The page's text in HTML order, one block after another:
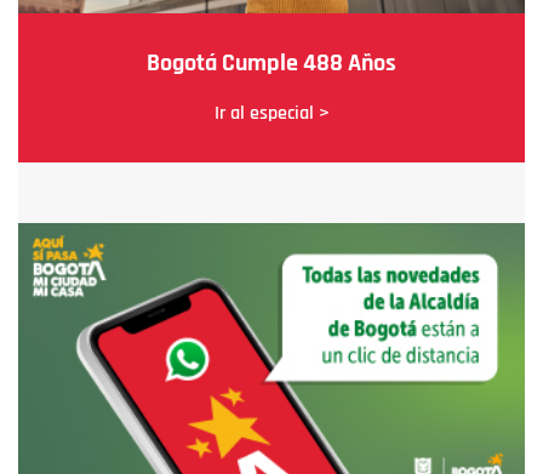
Bogotá Cumple 488 Años
Ir al especial >